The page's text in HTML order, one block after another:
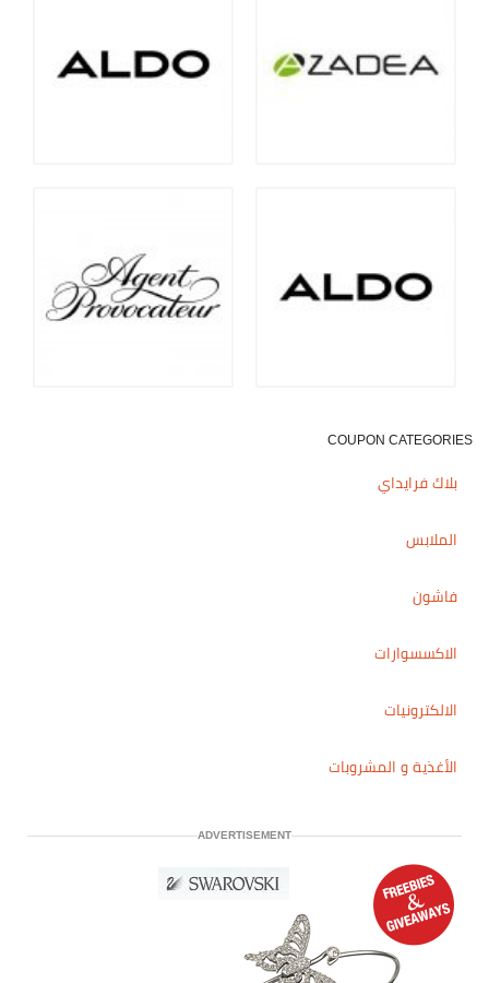
COUPON CATEGORIES
بلاك فرايداي
الملابس
فاشون
الاكسسوارات
الالكترونيات
الأغذية و المشروبات
ADVERTISEMENT